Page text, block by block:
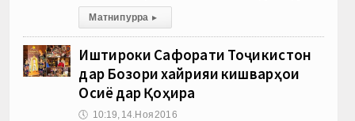
Матни пурра ▸
Иштироки Сафорати Тоҷикистон
дар Бозори хайрияи кишварҳои
Осиё дар Қоҳира
🕔 10:19, 14.Ноя 2016